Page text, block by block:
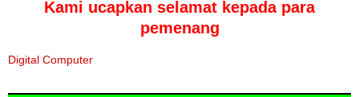
Kami ucapkan selamat kepada para
pemenang
Digital Computer